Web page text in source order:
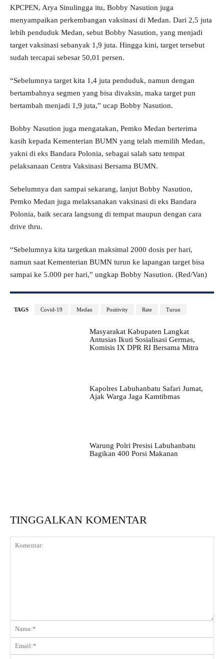
KPCPEN, Arya Sinulingga itu, Bobby Nasution juga
menyampaikan perkembangan vaksinasi di Medan. Dari 2,5 juta
lebih penduduk Medan, sebut Bobby Nasution, yang menjadi
target vaksinasi sebanyak 1,9 juta. Hingga kini, target tersebut
sudah tercapai sebesar 50,01 persen.
“Sebelumnya target kita 1,4 juta penduduk, namun dengan
bertambahnya segmen yang bisa divaksin, maka target pun
bertambah menjadi 1,9 juta,” ucap Bobby Nasution.
Bobby Nasution juga mengatakan, Pemko Medan berterima
kasih kepada Kementerian BUMN yang telah memilih Medan,
yakni di eks Bandara Polonia, sebagai salah satu tempat
pelaksanaan Centra Vaksinasi Bersama BUMN.
Sebelumnya dan sampai sekarang, lanjut Bobby Nasution,
Pemko Medan juga melaksanakan vaksinasi di eks Bandara
Polonia, baik secara langsung di tempat maupun dengan cara
drive thru.
“Sebelumnya kita targetkan maksimal 2000 dosis per hari,
namun saat Kementerian BUMN turun ke lapangan target bisa
sampai ke 5.000 per hari,” ungkap Bobby Nasution. (Red/Van)
TAGS Covid-19 Medan Positivity Rate Turun
Masyarakat Kabupaten Langkat
Antusias Ikuti Sosialisasi Germas,
Komisis IX DPR RI Bersama Mitra
Kapolres Labuhanbatu Safari Jumat,
Ajak Warga Jaga Kamtibmas
Warung Polri Presisi Labuhanbatu
Bagikan 400 Porsi Makanan
TINGGALKAN KOMENTAR
Komentar: